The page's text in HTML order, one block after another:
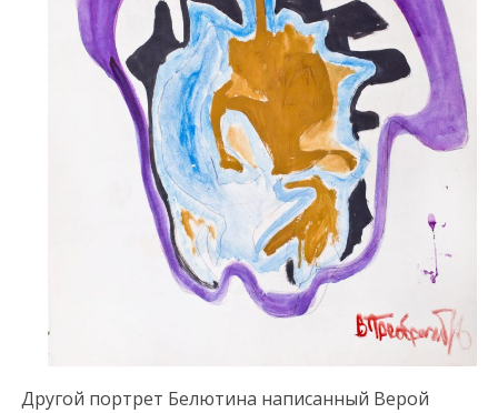
Другой портрет Белютина написанный Верой